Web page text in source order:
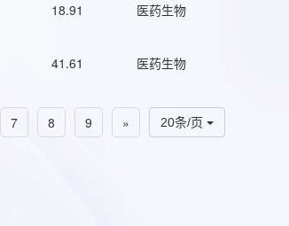
18.91 医药生物
41.61 医药生物
20条/页
7 8 9 »